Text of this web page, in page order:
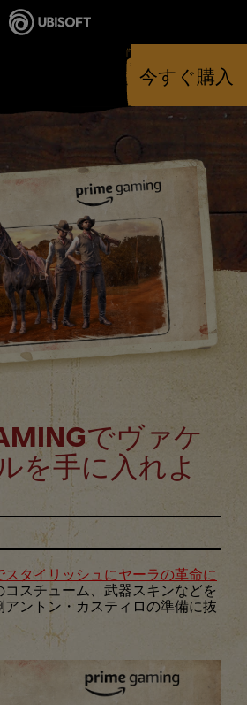
今すぐ購入
でヴァケ
を手に入れよ
スタイリッシュにヤーラの革命に
コスチューム、武器スキンなどを
ントン・カスティロの準備に抜